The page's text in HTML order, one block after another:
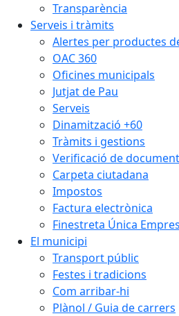
Transparència
Serveis i tràmits
Alertes per productes
OAC 360
Oficines municipals
Jutjat de Pau
Serveis
Dinamització +60
Tràmits i gestions
Verificació de
Carpeta ciutadana
Impostos
Factura electrònica
Finestreta Única
El municipi
Transport públic
Festes i tradicions
Com arribar-hi
Plànol / Guia de carrers